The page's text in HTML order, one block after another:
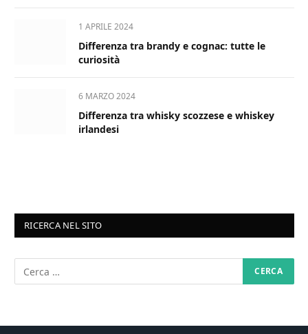
1 APRILE 2024
Differenza tra brandy e cognac: tutte le
curiosità
6 MARZO 2024
Differenza tra whisky scozzese e whiskey
irlandesi
RICERCA NEL SITO